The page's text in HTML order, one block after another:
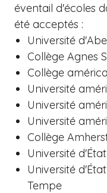
éventail d'écoles
été acceptés :
Université
Collège Agnes
Collège
Université
Université
Université
Collège
Université
Université
Tempe